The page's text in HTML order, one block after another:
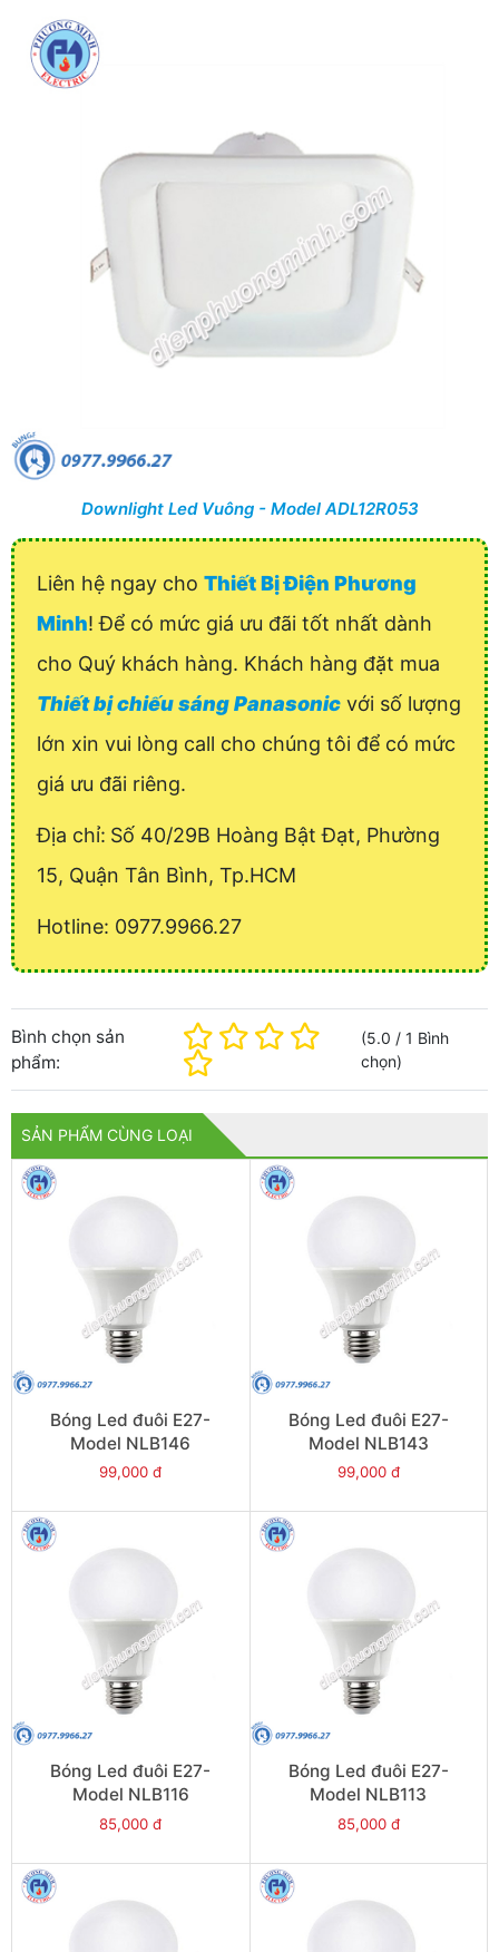
Downlight Led Vuông - Model ADL12R053
Liên hệ ngay cho Thiết Bị Điện Phương
Minh! Để có mức giá ưu đãi tốt nhất dành
cho Quý khách hàng. Khách hàng đặt mua
Thiết bị chiếu sáng Panasonic với số lượng
lớn xin vui lòng call cho chúng tôi để có mức
giá ưu đãi riêng.
Địa chỉ: Số 40/29B Hoàng Bật Đạt, Phường
15, Quận Tân Bình, Tp.HCM
Hotline: 0977.9966.27
Bình chọn sản
phẩm:
(5.0 /1 Bình
chọn)
SẢN PHẨM CÙNG LOẠI
Bóng Led đuôi E27-
Model NLB146
99,000 đ
Bóng Led đuôi E27-
Model NLB143
99,000 đ
Bóng Led đuôi E27-
Model NLB116
85,000 đ
Bóng Led đuôi E27-
Model NLB113
85,000 đ